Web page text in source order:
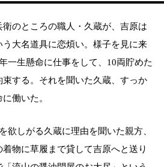
のところの職人・久蔵が、吉原は
大名道具に恋煩い。様子を見に来
一生懸命に仕事をして、10両貯めた
する。それを聞いた久蔵、すっか
働いた。
欲しがる久蔵に理由を聞いた親方、
物に草履まで貸して吉原へと送り